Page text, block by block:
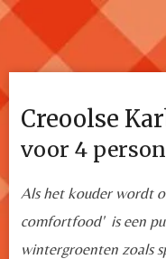
Ga
direct
naar
deCreoolse
voor 4
Als het kouder wordt
comfortfood' is een
wintergroenten zoals